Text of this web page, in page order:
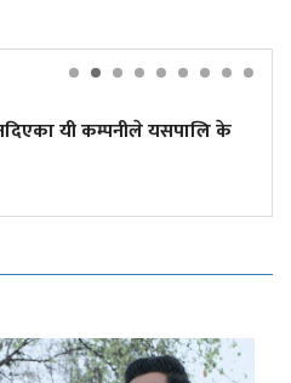
ट्रम्पले फेरि